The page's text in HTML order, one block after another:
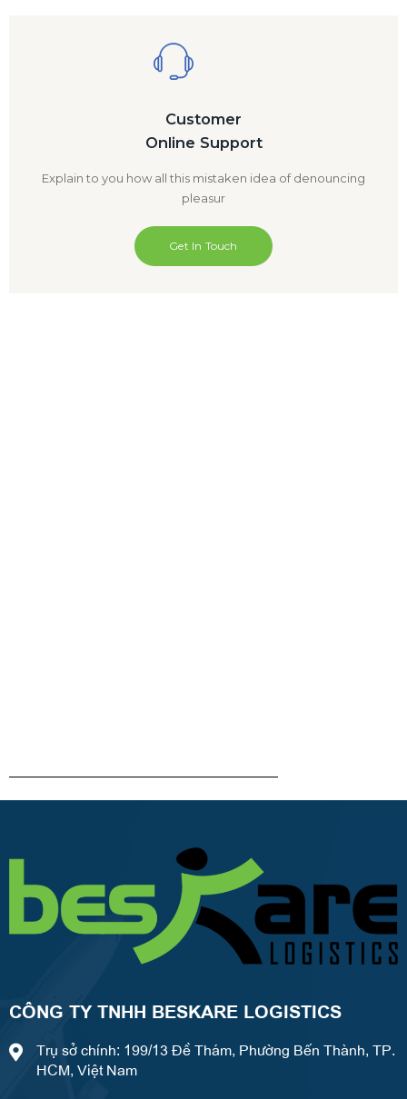
Customer
Online Support
Explain to you how all this mistaken idea of denouncing
pleasur
Get In Touch
CÔNG TY TNHH BESKARE LOGISTICS
Trụ sở chính: 199/13 Đề Thám, Phường Bến Thành, TP.
HCM, Việt Nam